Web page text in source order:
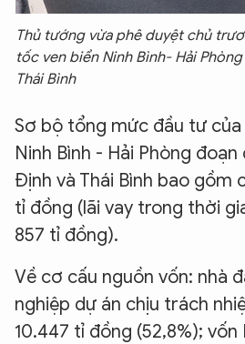
Thủ tướng vừa phê duyệt chủ
tốc ven biển Ninh Bình- Hải
Thái Bình
Sơ bộ tổng mức đầu tư
Ninh Bình - Hải Phòng
Định và Thái Bình bao gồm
tỉ đồng (lãi vay trong thời
857 tỉ đồng).
Về cơ cấu nguồn vốn: nhà
nghiệp dự án chịu trách
10.447 tỉ đồng (52,8%);